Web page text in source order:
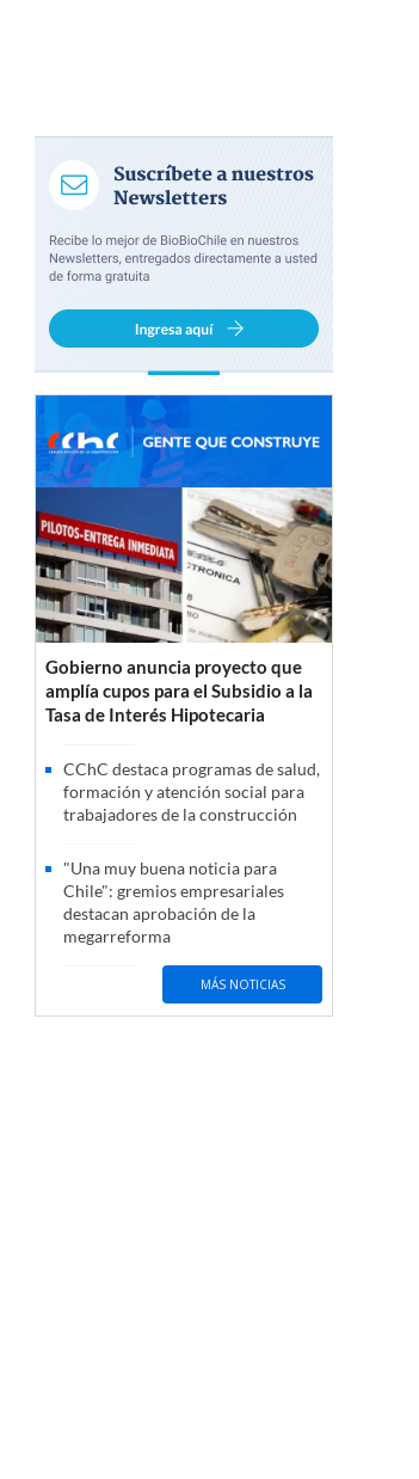
Gobierno anuncia proyecto que
amplía cupos para el Subsidio a la
Tasa de Interés Hipotecaria
CChC destaca programas de salud,
formación y atención social para
trabajadores de la construcción
"Una muy buena noticia para
Chile": gremios empresariales
destacan aprobación de la
megarreforma
MÁS NOTICIAS